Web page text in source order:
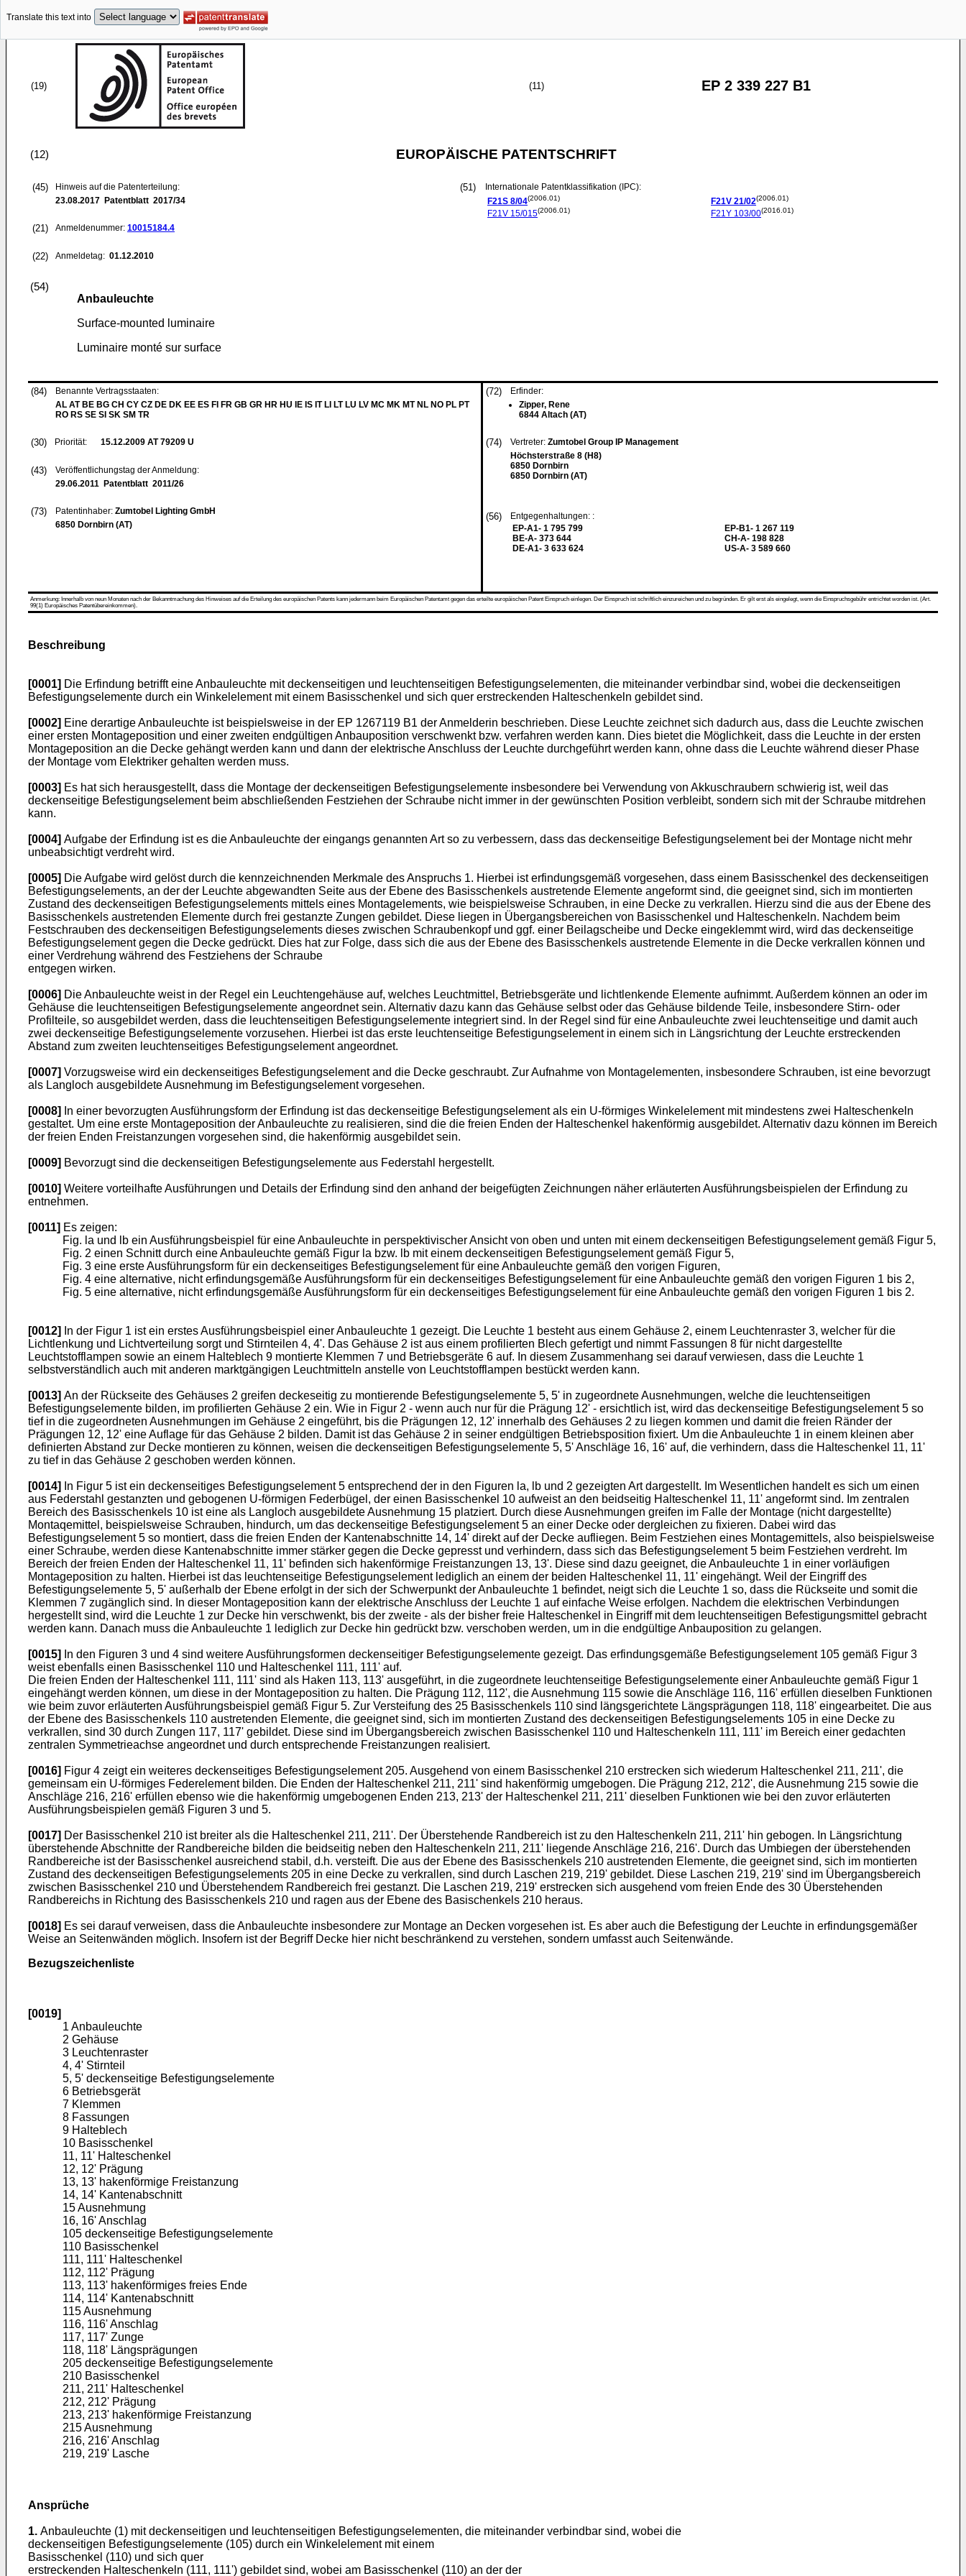
Translate this text into
(19) (11) EP 2 339 227 B1
(12) EUROPÄISCHE PATENTSCHRIFT
(45)
Hinweis auf die Patenterteilung:
23.08.2017 Patentblatt 2017/34
(21) Anmeldenummer: 10015184.4
(22) Anmeldetag: 01.12.2010
(51)
Internationale Patentklassifikation (IPC):
F21S 8/04(2006.01)
F21V 15/015(2006.01)
F21V 21/02(2006.01)
F21Y 103/00(2016.01)
(54)
Anbauleuchte
Surface-mounted luminaire
Luminaire monté sur surface
(84)
Benannte Vertragsstaaten:
AL AT BE BG CH CY CZ DE DK EE ES FI FR GB GR HR HU IE IS IT LI LT LU LV MC MK MT NL NO PL PT
RO RS SE SI SK SM TR
(30) Priorität: 15.12.2009 AT 79209 U
(43)
Veröffentlichungstag der Anmeldung:
29.06.2011 Patentblatt 2011/26
(73) Patentinhaber: Zumtobel Lighting GmbH
6850 Dornbirn (AT)
(72)
Erfinder:
Zipper, Rene
6844 Altach (AT)
(74) Vertreter: Zumtobel Group IP Management
Höchsterstraße 8 (H8)
6850 Dornbirn
6850 Dornbirn (AT)
(56)
Entgegenhaltungen: :
EP-A1- 1 795 799
BE-A- 373 644
DE-A1- 3 633 624
EP-B1- 1 267 119
CH-A- 198 828
US-A- 3 589 660
Anmerkung: Innerhalb von neun Monaten nach der Bekanntmachung des Hinweises auf die Erteilung des europäischen Patents kann jedermann beim Europäischen Patentamt gegen das erteilte europäischen Patent Einspruch einlegen. Der Einspruch ist schriftlich einzureichen und zu begründen. Er gilt erst als eingelegt, wenn die Einspruchsgebühr entrichtet worden ist. (Art.
99(1) Europäisches Patentübereinkommen).
Beschreibung
[0001] Die Erfindung betrifft eine Anbauleuchte mit deckenseitigen und leuchtenseitigen Befestigungselementen, die miteinander verbindbar sind, wobei die deckenseitigen
Befestigungselemente durch ein Winkelelement mit einem Basisschenkel und sich quer erstreckenden Halteschenkeln gebildet sind.
[0002] Eine derartige Anbauleuchte ist beispielsweise in der EP 1267119 B1 der Anmelderin beschrieben. Diese Leuchte zeichnet sich dadurch aus, dass die Leuchte zwischen
einer ersten Montageposition und einer zweiten endgültigen Anbauposition verschwenkt bzw. verfahren werden kann. Dies bietet die Möglichkeit, dass die Leuchte in der ersten
Montageposition an die Decke gehängt werden kann und dann der elektrische Anschluss der Leuchte durchgeführt werden kann, ohne dass die Leuchte während dieser Phase
der Montage vom Elektriker gehalten werden muss.
[0003] Es hat sich herausgestellt, dass die Montage der deckenseitigen Befestigungselemente insbesondere bei Verwendung von Akkuschraubern schwierig ist, weil das
deckenseitige Befestigungselement beim abschließenden Festziehen der Schraube nicht immer in der gewünschten Position verbleibt, sondern sich mit der Schraube mitdrehen
kann.
[0004] Aufgabe der Erfindung ist es die Anbauleuchte der eingangs genannten Art so zu verbessern, dass das deckenseitige Befestigungselement bei der Montage nicht mehr
unbeabsichtigt verdreht wird.
[0005] Die Aufgabe wird gelöst durch die kennzeichnenden Merkmale des Anspruchs 1. Hierbei ist erfindungsgemäß vorgesehen, dass einem Basisschenkel des deckenseitigen
Befestigungselements, an der der Leuchte abgewandten Seite aus der Ebene des Basisschenkels austretende Elemente angeformt sind, die geeignet sind, sich im montierten
Zustand des deckenseitigen Befestigungselements mittels eines Montagelements, wie beispielsweise Schrauben, in eine Decke zu verkrallen. Hierzu sind die aus der Ebene des
Basisschenkels austretenden Elemente durch frei gestanzte Zungen gebildet. Diese liegen in Übergangsbereichen von Basisschenkel und Halteschenkeln. Nachdem beim
Festschrauben des deckenseitigen Befestigungselements dieses zwischen Schraubenkopf und ggf. einer Beilagscheibe und Decke eingeklemmt wird, wird das deckenseitige
Befestigungselement gegen die Decke gedrückt. Dies hat zur Folge, dass sich die aus der Ebene des Basisschenkels austretende Elemente in die Decke verkrallen können und
einer Verdrehung während des Festziehens der Schraube
entgegen wirken.
[0006] Die Anbauleuchte weist in der Regel ein Leuchtengehäuse auf, welches Leuchtmittel, Betriebsgeräte und lichtlenkende Elemente aufnimmt. Außerdem können an oder im
Gehäuse die leuchtenseitigen Befestigungselemente angeordnet sein. Alternativ dazu kann das Gehäuse selbst oder das Gehäuse bildende Teile, insbesondere Stirn- oder
Profilteile, so ausgebildet werden, dass die leuchtenseitigen Befestigungselemente integriert sind. In der Regel sind für eine Anbauleuchte zwei leuchtenseitige und damit auch
zwei deckenseitige Befestigungselemente vorzusehen. Hierbei ist das erste leuchtenseitige Befestigungselement in einem sich in Längsrichtung der Leuchte erstreckenden
Abstand zum zweiten leuchtenseitiges Befestigungselement angeordnet.
[0007] Vorzugsweise wird ein deckenseitiges Befestigungselement and die Decke geschraubt. Zur Aufnahme von Montagelementen, insbesondere Schrauben, ist eine bevorzugt
als Langloch ausgebildete Ausnehmung im Befestigungselement vorgesehen.
[0008]
In einer bevorzugten Ausführungsform der Erfindung ist das deckenseitige Befestigungselement als ein U-förmiges Winkelelement mit mindestens zwei Halteschenkeln
gestaltet. Um eine erste Montageposition der Anbauleuchte zu realisieren, sind die die freien Enden der Halteschenkel hakenförmig ausgebildet. Alternativ dazu können im Bereich
der freien Enden Freistanzungen vorgesehen sind, die hakenförmig ausgebildet sein.
[0009] Bevorzugt sind die deckenseitigen Befestigungselemente aus Federstahl hergestellt.
[0010] Weitere vorteilhafte Ausführungen und Details der Erfindung sind den anhand der beigefügten Zeichnungen näher erläuterten Ausführungsbeispielen der Erfindung zu
entnehmen.
[0011] Es zeigen:
Fig. la und lb ein Ausführungsbeispiel für eine Anbauleuchte in perspektivischer Ansicht von oben und unten mit einem deckenseitigen Befestigungselement gemäß Figur 5,
Fig. 2 einen Schnitt durch eine Anbauleuchte gemäß Figur la bzw. lb mit einem deckenseitigen Befestigungselement gemäß Figur 5,
Fig. 3 eine erste Ausführungsform für ein deckenseitiges Befestigungselement für eine Anbauleuchte gemäß den vorigen Figuren,
Fig. 4 eine alternative, nicht erfindungsgemäße Ausführungsform für ein deckenseitiges Befestigungselement für eine Anbauleuchte gemäß den vorigen Figuren 1 bis 2,
Fig. 5 eine alternative, nicht erfindungsgemäße Ausführungsform für ein deckenseitiges Befestigungselement für eine Anbauleuchte gemäß den vorigen Figuren 1 bis 2.
[0012]
In der Figur 1 ist ein erstes Ausführungsbeispiel einer Anbauleuchte 1 gezeigt. Die Leuchte 1 besteht aus einem Gehäuse 2, einem Leuchtenraster 3, welcher für die
Lichtlenkung und Lichtverteilung sorgt und Stirnteilen 4, 4'. Das Gehäuse 2 ist aus einem profilierten Blech gefertigt und nimmt Fassungen 8 für nicht dargestellte
Leuchtstofflampen sowie an einem Halteblech 9 montierte Klemmen 7 und Betriebsgeräte 6 auf. In diesem Zusammenhang sei darauf verwiesen, dass die Leuchte 1
selbstverständlich auch mit anderen marktgängigen Leuchtmitteln anstelle von Leuchtstofflampen bestückt werden kann.
[0013] An der Rückseite des Gehäuses 2 greifen deckeseitig zu montierende Befestigungselemente 5, 5' in zugeordnete Ausnehmungen, welche die leuchtenseitigen
Befestigungselemente bilden, im profilierten Gehäuse 2 ein. Wie in Figur 2 - wenn auch nur für die Prägung 12' - ersichtlich ist, wird das deckenseitige Befestigungselement 5 so
tief in die zugeordneten Ausnehmungen im Gehäuse 2 eingeführt, bis die Prägungen 12, 12' innerhalb des Gehäuses 2 zu liegen kommen und damit die freien Ränder der
Prägungen 12, 12' eine Auflage für das Gehäuse 2 bilden. Damit ist das Gehäuse 2 in seiner endgültigen Betriebsposition fixiert. Um die Anbauleuchte 1 in einem kleinen aber
definierten Abstand zur Decke montieren zu können, weisen die deckenseitigen Befestigungselemente 5, 5' Anschläge 16, 16' auf, die verhindern, dass die Halteschenkel 11, 11'
zu tief in das Gehäuse 2 geschoben werden können.
[0014]
In Figur 5 ist ein deckenseitiges Befestigungselement 5 entsprechend der in den Figuren la, lb und 2 gezeigten Art dargestellt. Im Wesentlichen handelt es sich um einen
aus Federstahl gestanzten und gebogenen U-förmigen Federbügel, der einen Basisschenkel 10 aufweist an den beidseitig Halteschenkel 11, 11' angeformt sind. Im zentralen
Bereich des Basisschenkels 10 ist eine als Langloch ausgebildete Ausnehmung 15 platziert. Durch diese Ausnehmungen greifen im Falle der Montage (nicht dargestellte)
Montaqemittel, beispielsweise Schrauben, hindurch, um das deckenseitige Befestigungselement 5 an einer Decke oder dergleichen zu fixieren. Dabei wird das
Befestigungselement 5 so montiert, dass die freien Enden der Kantenabschnitte 14, 14' direkt auf der Decke aufliegen. Beim Festziehen eines Montagemittels, also beispielsweise
einer Schraube, werden diese Kantenabschnitte immer stärker gegen die Decke gepresst und verhindern, dass sich das Befestigungselement 5 beim Festziehen verdreht. Im
Bereich der freien Enden der Halteschenkel 11, 11' befinden sich hakenförmige Freistanzungen 13, 13'. Diese sind dazu geeignet, die Anbauleuchte 1 in einer vorläufigen
Montageposition zu halten. Hierbei ist das leuchtenseitige Befestigungselement lediglich an einem der beiden Halteschenkel 11, 11' eingehängt. Weil der Eingriff des
Befestigungselemente 5, 5' außerhalb der Ebene erfolgt in der sich der Schwerpunkt der Anbauleuchte 1 befindet, neigt sich die Leuchte 1 so, dass die Rückseite und somit die
Klemmen 7 zugänglich sind. In dieser Montageposition kann der elektrische Anschluss der Leuchte 1 auf einfache Weise erfolgen. Nachdem die elektrischen Verbindungen
hergestellt sind, wird die Leuchte 1 zur Decke hin verschwenkt, bis der zweite - als der bisher freie Halteschenkel in Eingriff mit dem leuchtenseitigen Befestigungsmittel gebracht
werden kann. Danach muss die Anbauleuchte 1 lediglich zur Decke hin gedrückt bzw. verschoben werden, um in die endgültige Anbauposition zu gelangen.
[0015]
In den Figuren 3 und 4 sind weitere Ausführungsformen deckenseitiger Befestigungselemente gezeigt. Das erfindungsgemäße Befestigungselement 105 gemäß Figur 3
weist ebenfalls einen Basisschenkel 110 und Halteschenkel 111, 111' auf.
Die freien Enden der Halteschenkel 111, 111' sind als Haken 113, 113' ausgeführt, in die zugeordnete leuchtenseitige Befestigungselemente einer Anbauleuchte gemäß Figur 1
eingehängt werden können, um diese in der Montageposition zu halten. Die Prägung 112, 112', die Ausnehmung 115 sowie die Anschläge 116, 116' erfüllen dieselben Funktionen
wie beim zuvor erläuterten Ausführungsbeispiel gemäß Figur 5. Zur Versteifung des 25 Basisschenkels 110 sind längsgerichtete Längsprägungen 118, 118' eingearbeitet. Die aus
der Ebene des Basisschenkels 110 austretenden Elemente, die geeignet sind, sich im montierten Zustand des deckenseitigen Befestigungselements 105 in eine Decke zu
verkrallen, sind 30 durch Zungen 117, 117' gebildet. Diese sind im Übergangsbereich zwischen Basisschenkel 110 und Halteschenkeln 111, 111' im Bereich einer gedachten
zentralen Symmetrieachse angeordnet und durch entsprechende Freistanzungen realisiert.
[0016] Figur 4 zeigt ein weiteres deckenseitiges Befestigungselement 205. Ausgehend von einem Basisschenkel 210 erstrecken sich wiederum Halteschenkel 211, 211', die
gemeinsam ein U-förmiges Federelement bilden. Die Enden der Halteschenkel 211, 211' sind hakenförmig umgebogen. Die Prägung 212, 212', die Ausnehmung 215 sowie die
Anschläge 216, 216' erfüllen ebenso wie die hakenförmig umgebogenen Enden 213, 213' der Halteschenkel 211, 211' dieselben Funktionen wie bei den zuvor erläuterten
Ausführungsbeispielen gemäß Figuren 3 und 5.
[0017] Der Basisschenkel 210 ist breiter als die Halteschenkel 211, 211'. Der Überstehende Randbereich ist zu den Halteschenkeln 211, 211' hin gebogen. In Längsrichtung
überstehende Abschnitte der Randbereiche bilden die beidseitig neben den Halteschenkeln 211, 211' liegende Anschläge 216, 216'. Durch das Umbiegen der überstehenden
Randbereiche ist der Basisschenkel ausreichend stabil, d.h. versteift. Die aus der Ebene des Basisschenkels 210 austretenden Elemente, die geeignet sind, sich im montierten
Zustand des deckenseitigen Befestigungselements 205 in eine Decke zu verkrallen, sind durch Laschen 219, 219' gebildet. Diese Laschen 219, 219' sind im Übergangsbereich
zwischen Basisschenkel 210 und Überstehendem Randbereich frei gestanzt. Die Laschen 219, 219' erstrecken sich ausgehend vom freien Ende des 30 Überstehenden
Randbereichs in Richtung des Basisschenkels 210 und ragen aus der Ebene des Basischenkels 210 heraus.
[0018] Es sei darauf verweisen, dass die Anbauleuchte insbesondere zur Montage an Decken vorgesehen ist. Es aber auch die Befestigung der Leuchte in erfindungsgemäßer
Weise an Seitenwänden möglich. Insofern ist der Begriff Decke hier nicht beschränkend zu verstehen, sondern umfasst auch Seitenwände.
Bezugszeichenliste
[0019]
1 Anbauleuchte
2 Gehäuse
3 Leuchtenraster
4, 4' Stirnteil
5, 5' deckenseitige Befestigungselemente
6 Betriebsgerät
7 Klemmen
8 Fassungen
9 Halteblech
10 Basisschenkel
11, 11' Halteschenkel
12, 12' Prägung
13, 13' hakenförmige Freistanzung
14, 14' Kantenabschnitt
15 Ausnehmung
16, 16' Anschlag
105 deckenseitige Befestigungselemente
110 Basisschenkel
111, 111' Halteschenkel
112, 112' Prägung
113, 113' hakenförmiges freies Ende
114, 114' Kantenabschnitt
115 Ausnehmung
116, 116' Anschlag
117, 117' Zunge
118, 118' Längsprägungen
205 deckenseitige Befestigungselemente
210 Basisschenkel
211, 211' Halteschenkel
212, 212' Prägung
213, 213' hakenförmige Freistanzung
215 Ausnehmung
216, 216' Anschlag
219, 219' Lasche
Ansprüche
1. Anbauleuchte (1) mit deckenseitigen und leuchtenseitigen Befestigungselementen, die miteinander verbindbar sind, wobei die
deckenseitigen Befestigungselemente (105) durch ein Winkelelement mit einem
Basisschenkel (110) und sich quer
erstreckenden Halteschenkeln (111, 111') gebildet sind, wobei am Basisschenkel (110) an der der